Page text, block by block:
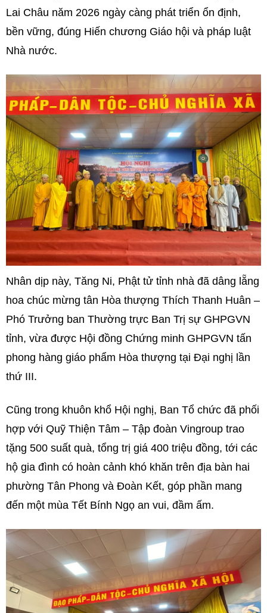
Lai Châu năm 2026 ngày càng phát triển ổn định,
bền vững, đúng Hiến chương Giáo hội và pháp luật
Nhà nước.
Nhân dịp này, Tăng Ni, Phật tử tỉnh nhà đã dâng lẵng
hoa chúc mừng tân Hòa thượng Thích Thanh Huân –
Phó Trưởng ban Thường trực Ban Trị sự GHPGVN
tỉnh, vừa được Hội đồng Chứng minh GHPGVN tấn
phong hàng giáo phẩm Hòa thượng tại Đại nghị lần
thứ III.
Cũng trong khuôn khổ Hội nghị, Ban Tổ chức đã phối
hợp với Quỹ Thiện Tâm – Tập đoàn Vingroup trao
tặng 500 suất quà, tổng trị giá 400 triệu đồng, tới các
hộ gia đình có hoàn cảnh khó khăn trên địa bàn hai
phường Tân Phong và Đoàn Kết, góp phần mang
đến một mùa Tết Bính Ngọ an vui, đầm ấm.